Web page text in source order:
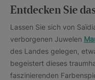
Entdecken Sie
Lassen Sie sich von
verborgenen Juwelen
des Landes gelegen,
begeistert dieses
faszinierenden